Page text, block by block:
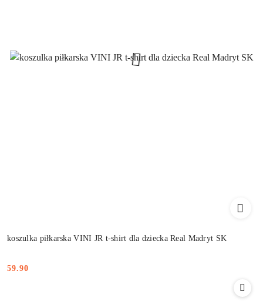
koszulka piłkarska VINI JR t-shirt dla dziecka Real Madryt SK
Cena:
59.90